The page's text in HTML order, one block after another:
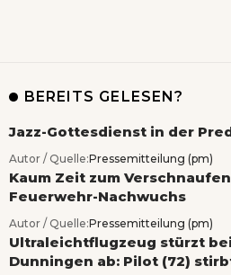
BEREITS GELESEN?
Jazz-Gottesdienst in der
Autor / Quelle:Pressemitteilung (pm)
Kaum Zeit zum
Feuerwehr-Nachwuchs
Autor / Quelle:Pressemitteilung (pm)
Ultraleichtflugzeug stürzt bei
Dunningen ab: Pilot (72)